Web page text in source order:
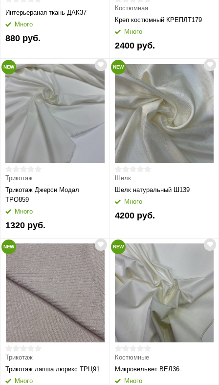
Интерьераная ткань ДАК37
Много
880 руб.
Костюмная
Креп костюмный КРЕПЛТ179
Много
2400 руб.
NEW
Трикотаж
Трикотаж Джерси Модал
ТРО859
Много
1320 руб.
NEW
Шелк
Шелк натуральный Ш139
Много
4200 руб.
NEW
Трикотаж
Трикотаж лапша люрикс ТРЦ91
Много
NEW
Костюмные
Микровельвет ВЕЛ36
Много